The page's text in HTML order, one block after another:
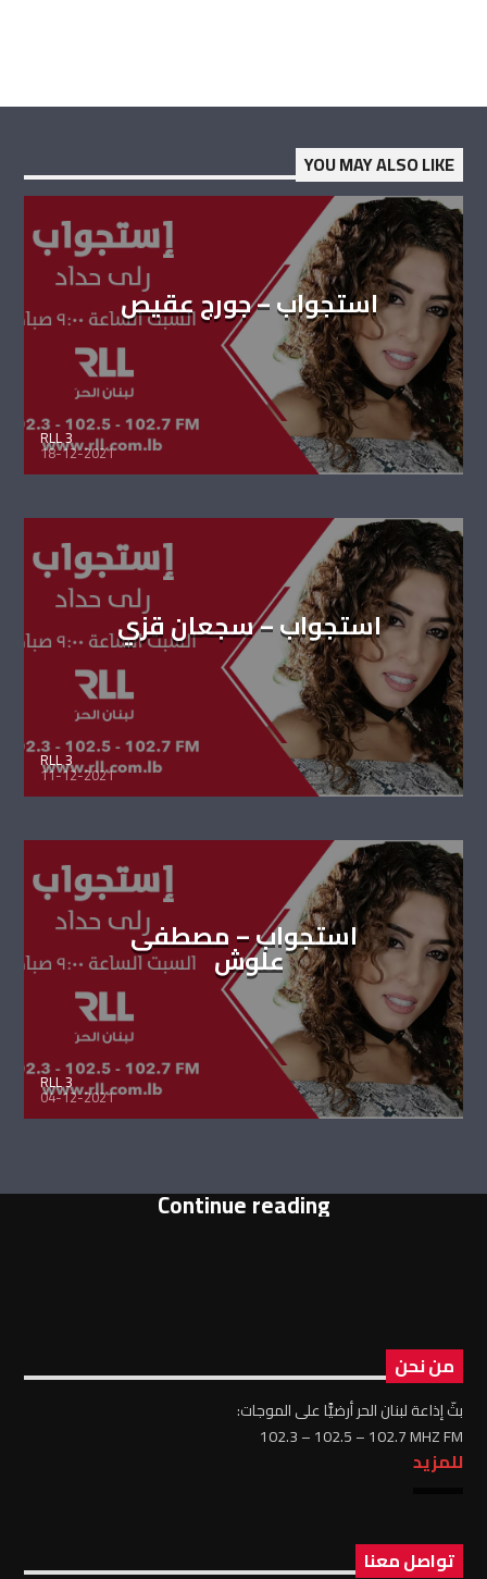
YOU MAY ALSO LIKE
استجواب – جورج عقيص
RLL 3
18-12-2021
استجواب – سجعان قزي
RLL 3
11-12-2021
استجواب – مصطفى
علوش
RLL 3
04-12-2021
Continue reading
من نحن
بثّ إذاعة لبنان الحر أرضيًّا على الموجات:
102.3 – 102.5 – 102.7 MHZ FM
للمزيد
تواصل معنا